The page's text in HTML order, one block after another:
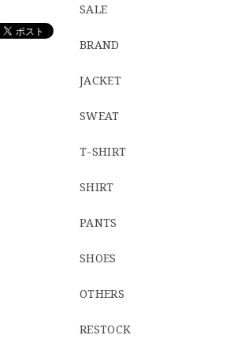
SALE
BRAND
JACKET
SWEAT
T-SHIRT
SHIRT
PANTS
SHOES
OTHERS
RESTOCK